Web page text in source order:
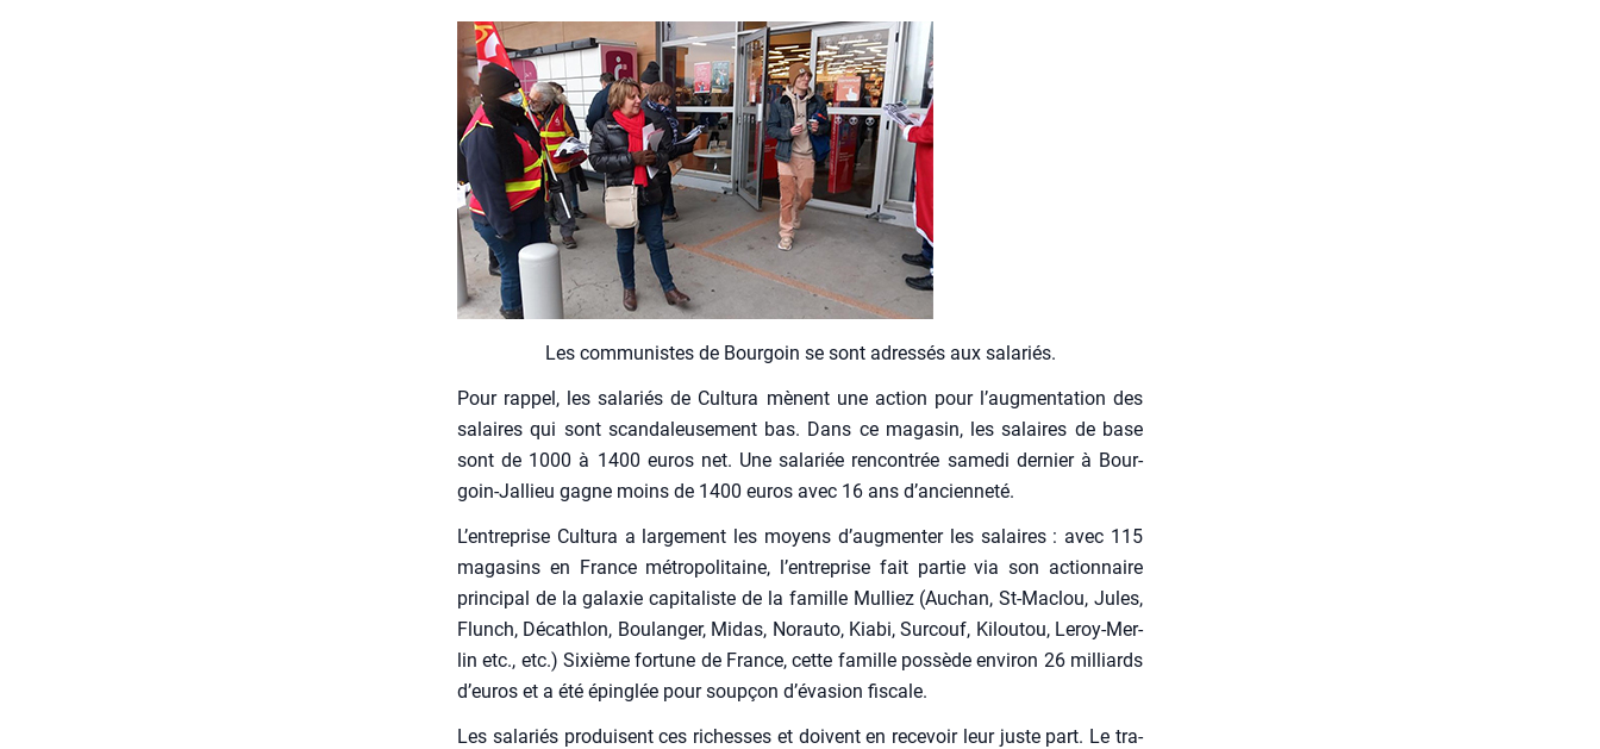
Les com­mu­nistes de Bour­goin se sont adres­sés aux sala­riés.
Pour rap­pel, les sala­riés de Cultu­ra mènent une action pour l’augmentation des
salaires qui sont scan­da­leu­se­ment bas. Dans ce maga­sin, les salaires de base
sont de 1000 à 1400 euros net. Une sala­riée ren­con­trée same­di der­nier à Bour­
goin-Jal­lieu gagne moins de 1400 euros avec 16 ans d’ancienneté.
L’entreprise Cultu­ra a lar­ge­ment les moyens d’augmenter les salaires : avec 115
maga­sins en France métro­po­li­taine, l’entreprise fait par­tie via son action­naire
prin­ci­pal de la galaxie capi­ta­liste de la famille Mul­liez (Auchan, St-Maclou, Jules,
Flunch, Décath­lon, Bou­lan­ger, Midas, Norau­to, Kia­bi, Sur­couf, Kilou­tou, Leroy-Mer­
lin etc., etc.) Sixième for­tune de France, cette famille pos­sède envi­ron 26 mil­liards
d’euros et a été épin­glée pour soup­çon d’évasion fis­cale.
Les sala­riés pro­duisent ces richesses et doivent en rece­voir leur juste part. Le tra­